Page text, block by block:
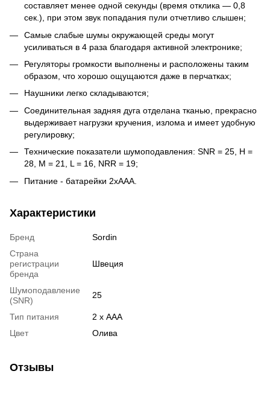
составляет менее одной секунды (время отклика — 0,8
сек.), при этом звук попадания пули отчетливо слышен;
Самые слабые шумы окружающей среды могут
усиливаться в 4 раза благодаря активной электронике;
Регуляторы громкости выполнены и расположены таким
образом, что хорошо ощущаются даже в перчатках;
Наушники легко складываются;
Соединительная задняя дуга отделана тканью, прекрасно
выдерживает нагрузки кручения, излома и имеет удобную
регулировку;
Технические показатели шумоподавления: SNR = 25, H =
28, M = 21, L = 16, NRR = 19;
Питание - батарейки 2хААА.
Характеристики
Бренд
Sordin
Страна
регистрации
бренда
Швеция
Шумоподавление
(SNR)
25
Тип питания
2 х AAA
Цвет
Олива
Отзывы